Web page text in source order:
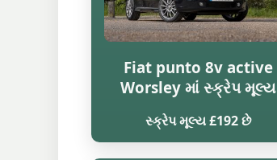
Fiat punto 8v active
Worsley માં સ્ક્રેપ મૂલ્ય
સ્ક્રેપ મૂલ્ય £192 છે